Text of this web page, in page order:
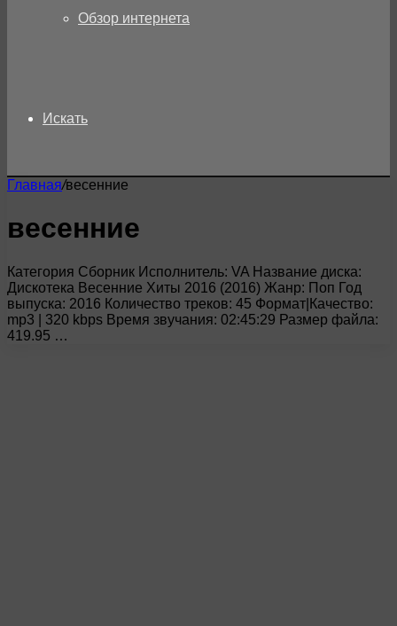
Обзор интернета
Искать
Главная/весенние
весенние
Категория Сборник Исполнитель: VA Название диска:
Дискотека Весенние Хиты 2016 (2016) Жанр: Поп Год
выпуска: 2016 Количество треков: 45 Формат|Качество:
mp3 | 320 kbps Время звучания: 02:45:29 Размер файла:
419.95 …